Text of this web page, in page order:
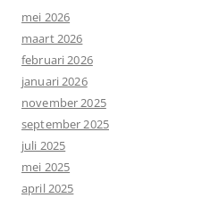
mei 2026
maart 2026
februari 2026
januari 2026
november 2025
september 2025
juli 2025
mei 2025
april 2025